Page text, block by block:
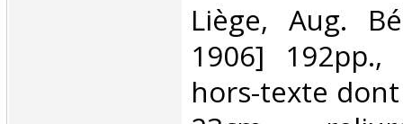
‎Liège, Aug.
1906]
hors-texte